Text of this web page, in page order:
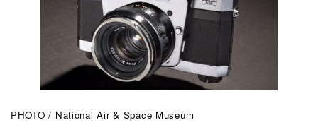
PHOTO / National Air & Space Museum